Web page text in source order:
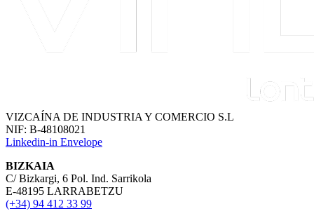
VIZCAÍNA DE INDUSTRIA Y COMERCIO S.L
NIF: B-48108021
Linkedin-in Envelope
BIZKAIA
C/ Bizkargi, 6 Pol. Ind. Sarrikola
E-48195 LARRABETZU
(+34) 94 412 33 99